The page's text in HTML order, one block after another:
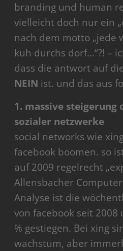
branding und human
vielleicht doch nur ein
nach dem motto „jede
kuh durchs dorf…“?! –
dass die antwort auf
NEIN ist. und das aus
1. massive steigerung
sozialer netzwerke
social networks wie
facebook boomen. so
auf 2009 regelrecht
Allensbacher
Analyse ist die
von facebook seit 2008
% gestiegen. Bei xing
wachstum, aber